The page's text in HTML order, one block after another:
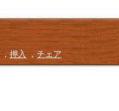
，押入 ， チェア